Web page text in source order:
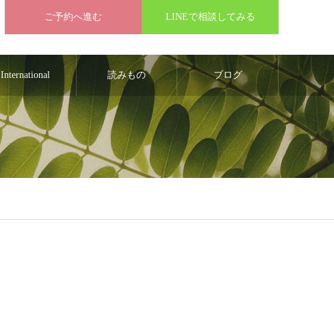
ご予約へ進む LINEで相談してみる
International 読みもの ブログ